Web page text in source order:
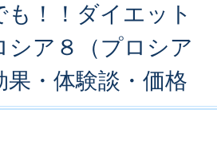
！！ダイエット
シア８（プロシア
果・体験談・価格